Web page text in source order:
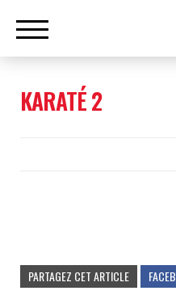
KARATÉ 2
PARTAGEZ CET ARTICLE